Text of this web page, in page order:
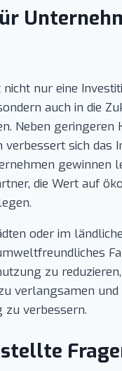
nur eine
auch in die
Neben
sich das
gewinnen
die Wert auf
oder im
zu
verlangsamen und
zu verbessern.